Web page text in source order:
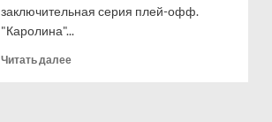
заключительная серия плей-офф.
"Каролина"...
Читать далееПрочитать